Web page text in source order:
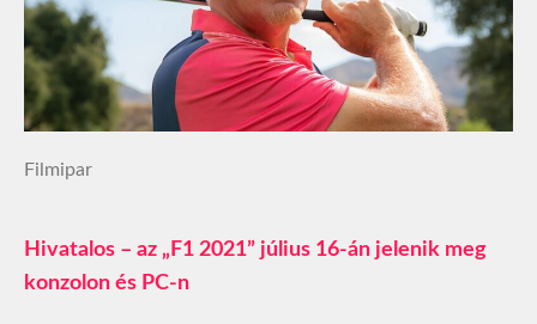
Filmipar
Hivatalos – az „F1 2021” július 16-án jelenik meg
konzolon és PC-n